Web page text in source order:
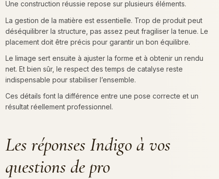
Une construction réussie repose sur plusieurs éléments.
La gestion de la matière est essentielle. Trop de produit peut
déséquilibrer la structure, pas assez peut fragiliser la tenue. Le
placement doit être précis pour garantir un bon équilibre.
Le limage sert ensuite à ajuster la forme et à obtenir un rendu
net. Et bien sûr, le respect des temps de catalyse reste
indispensable pour stabiliser l’ensemble.
Ces détails font la différence entre une pose correcte et un
résultat réellement professionnel.
Les réponses Indigo à vos
questions de pro